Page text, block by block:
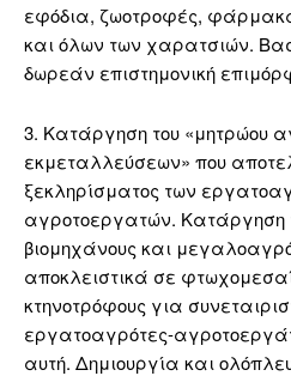
εφόδια, ζωοτροφές,
και όλων των χαρατσιών.
δωρεάν επιστημονική
3. Κατάργηση του «μητρώου
εκμεταλλεύσεων» που
ξεκληρίσματος των
αγροτοεργατών. Κατάργηση
βιομηχάνους και
αποκλειστικά σε
κτηνοτρόφους για
εργατοαγρότες-
αυτή. Δημιουργία και